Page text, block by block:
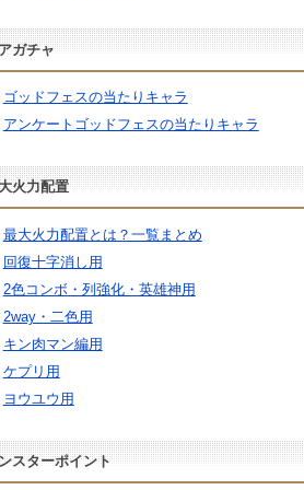
ガチャ
ゴッドフェスの当たりキャラ
アンケートゴッドフェスの当たりキャラ
火力配置
最大火力配置とは？一覧まとめ
回復十字消し用
2色コンボ・列強化・英雄神用
2way・二色用
キン肉マン編用
ケプリ用
ヨウユウ用
スターポイント